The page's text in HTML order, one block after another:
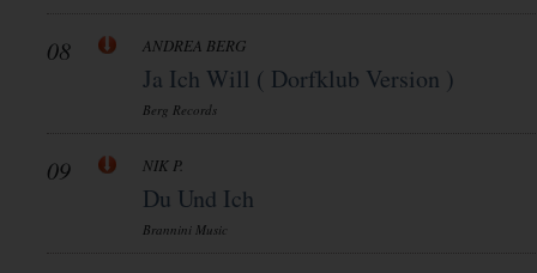
08 ANDREA BERG
Ja Ich Will ( Dorfklub Version )
Berg Records
09 NIK P.
Du Und Ich
Brannini Music